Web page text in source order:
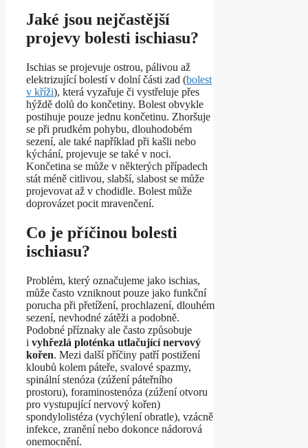
Jaké jsou nejčastější
projevy bolesti ischiasu?
Ischias se projevuje ostrou, pálivou až
elektrizující bolestí v dolní části zad (bolest
v kříži), která vyzařuje či vystřeluje přes
hýždě dolů do končetiny. Bolest obvykle
postihuje pouze jednu končetinu. Zhoršuje
se při prudkém pohybu, dlouhodobém
sezení, ale také například při kašli nebo
kýchání, projevuje se také v noci.
Končetina se může v některých případech
stát méně citlivou, slabší, slabost se může
projevovat až v chodidle. Bolest může
doprovázet pocit mravenčení.
Co je příčinou bolesti
ischiasu?
Problém, který označujeme jako ischias,
může často vzniknout pouze jako funkční
porucha při přetížení, prochlazení, dlouhém
sezení, nevhodné zátěži a podobně.
Podobné příznaky ale často způsobuje
i vyhřezlá ploténka utlačující nervový
kořen. Mezi další příčiny patří postižení
kloubů kolem páteře, svalové spazmy,
spinální stenóza (zúžení páteřního
prostoru), foraminostenóza (zúžení otvoru
pro vystupující nervový kořen)
spondylolistéza (vychýlení obratle), vzácně
infekce, zranění nebo dokonce nádorová
onemocnění.